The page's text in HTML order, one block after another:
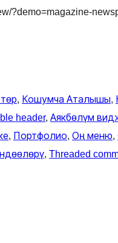
?demo=magazine-
, Кошумча Аталышы,
header, Аякбөлүм
, Портфолио, Оң меню,
, Threaded